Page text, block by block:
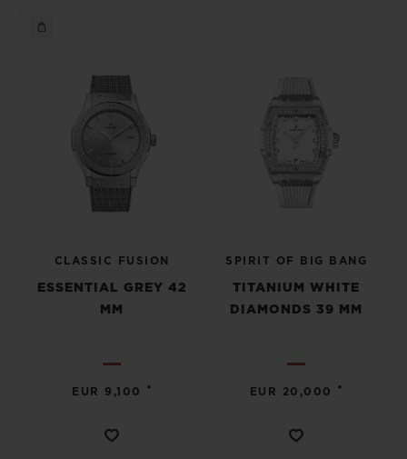
CLASSIC FUSION
ESSENTIAL GREY 42
MM
EUR 9,100 •
SPIRIT OF BIG BANG
TITANIUM WHITE
DIAMONDS 39 MM
EUR 20,000 •